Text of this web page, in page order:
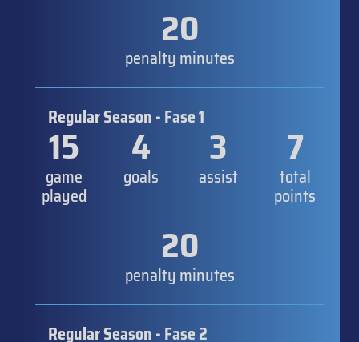
20
penalty minutes
Regular Season - Fase 1
15
game
played
4
goals
3
assist
7
total
points
20
penalty minutes
Regular Season - Fase 2